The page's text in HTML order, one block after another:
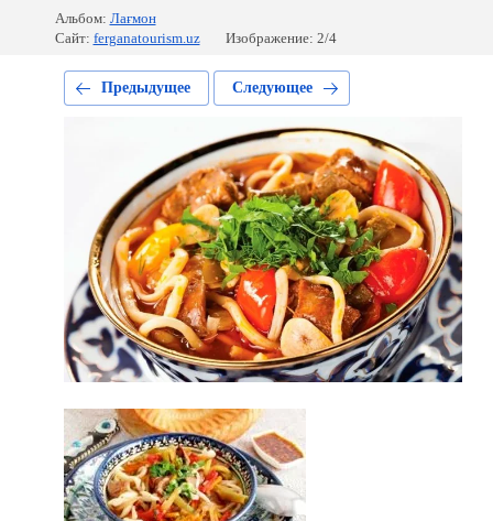
Альбом: Лағмон
Сайт: ferganatourism.uz Изображение: 2/4
Предыдущее Следующее